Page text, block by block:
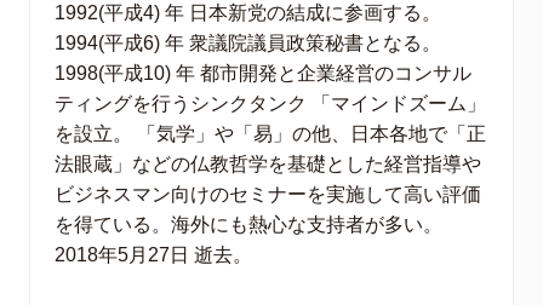
1992(平成4) 年 日本新党の結成に参画する。
1994(平成6) 年 衆議院議員政策秘書となる。
1998(平成10) 年 都市開発と企業経営のコンサル
ティングを行うシンクタンク 「マインドズーム」
を設立。 「気学」や「易」の他、日本各地で「正
法眼蔵」などの仏教哲学を基礎とした経営指導や
ビジネスマン向けのセミナーを実施して高い評価
を得ている。海外にも熱心な支持者が多い。
2018年5月27日 逝去。